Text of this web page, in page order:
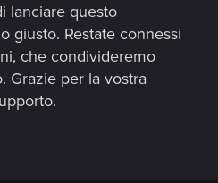
lanciare questo
giusto. Restate connessi
che condivideremo
Grazie per la vostra